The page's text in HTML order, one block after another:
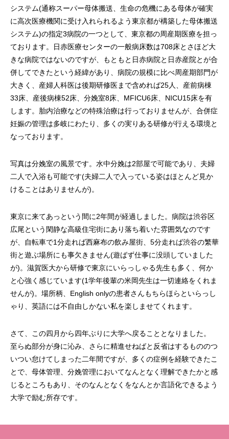
システム(通称スーパー母体搬送、生命の危機にある母体が確実
に高次医療機関に受け入れられるよう東京都が構築した母体搬送
システム)の指定3病院の一つとして、東京都の周産期医療を担っ
ております。日赤医療センターの一般病床数は708床とさほど大
きな病院ではないのですが、もともと日赤病院と日赤産院とが合
併してできたという経緯があり、病院の規模に比べ周産期部門が
大きく、産婦人科医は後期研修医まで含めれば25人、産前病棟
33床、産後病棟52床、分娩室8床、MFICU6床、NICU15床を有
します。胎内治療などの特殊治療は行っておりませんが、合併症
妊娠の管理は多岐にわたり、多くの実りある研修が行える環境と
なっております。
写真は分娩室の風景です。水中分娩は2部屋で可能であり、夫婦
二人で入浴も可能です(夫婦二人で入っている姿はほとんど見か
けることはありませんが)。
東京に来てあっという間に2年間が経過しました。病院は渋谷区
広尾という閑静な高級住宅街にあり落ち着いた雰囲気なのです
が、自転車で1分走れば西麻布の飲み屋街、5分走れば渋谷の繁華
街と遊ぶ場所にも事欠きません(遊ばず仕事に没頭していました
が)。滋賀医大から研修で東京にいらっしゃる先生も多く、何か
と心強く感じています(1学年後輩の米岡先生は一切連絡をくれま
せんが)。場所柄、English onlyの患者さんもちらほらといらっし
ゃり、英語には不自由しかない私を楽しませてくれます。
さて、この四月から四年ぶりに大学へ戻ることとなりました。
至らぬ部分が身に沁み、さらに精進せねばと反省はするもののつ
いつい怠けてしまった二年間ですが、多くの症例を経験できたこ
とで、母体管理、分娩管理においてなんとなく理解できたかと感
じるところもあり、そのなんとなくをなんとか言語化できるよう
大学で励む所存です。